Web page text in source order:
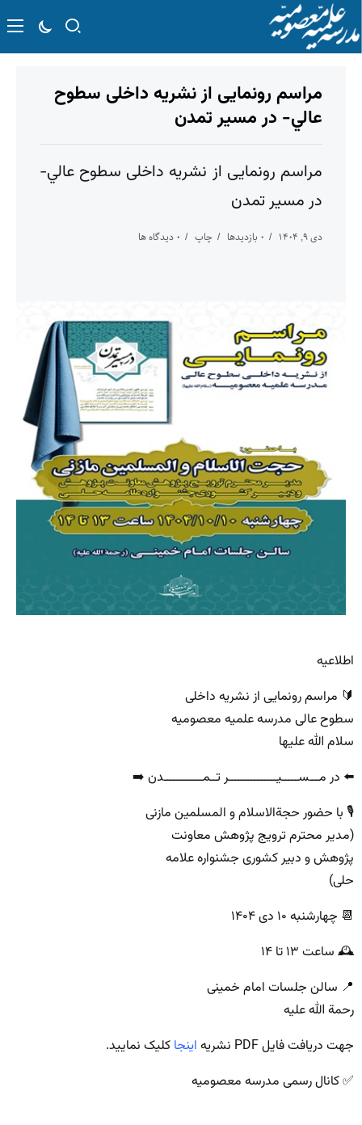
مراسم رونمایی از نشریه داخلی سطوح
عالي- در مسير تمدن
مراسم رونمایی از نشریه داخلی سطوح عالي-
در مسير تمدن
دی ۹, ۱۴۰۴ ۰ بازدیدها چاپ ۰ دیدگاه ها
اطلاعیه
🔰 مراسم رونمایی از نشریه داخلی
سطوح عالی مدرسه علمیه معصومیه
سلام الله علیها
⬅️ در مـــســـــیـــــــــــــــر تــمــــــــــــدن ➡️
🎙 با حضور حجةالاسلام و المسلمین مازنی
(مدیر محترم ترویج پژوهش معاونت
پژوهش و دبیر کشوری جشنواره علامه
حلی)
📆 چهارشنبه ۱۰ دی ۱۴۰۴
🕰 ساعت ۱۳ تا ۱۴
📍 سالن جلسات امام خمینی
رحمة الله علیه
جهت دریافت فایل PDF نشریه
اینجا کلیک نمایید.
✅ کانال رسمی مدرسه معصومیه